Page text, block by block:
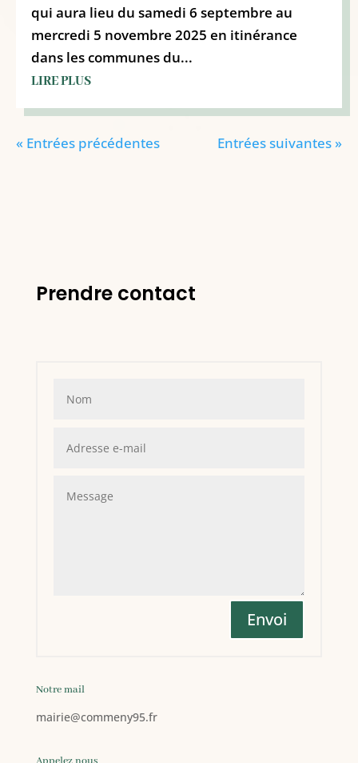
qui aura lieu du samedi 6 septembre au
mercredi 5 novembre 2025 en itinérance
dans les communes du...
LIRE PLUS
« Entrées précédentes Entrées suivantes »
Prendre contact
Envoi
Notre mail
mairie@commeny95.fr